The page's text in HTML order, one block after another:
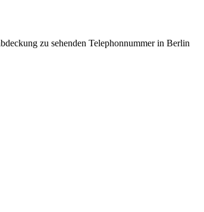
zu sehenden Telephonnummer in Berlin